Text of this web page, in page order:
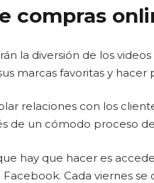
compras
la diversión de los
marcas favoritas y
relaciones con los
de un cómodo proceso
hay que hacer es
Cada viernes